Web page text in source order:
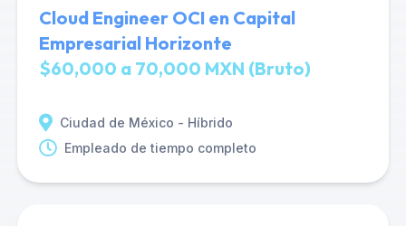
Cloud Engineer OCI en Capital
Empresarial Horizonte
$60,000 a 70,000 MXN (Bruto)
Ciudad de México - Híbrido
Empleado de tiempo completo